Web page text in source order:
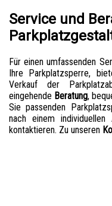
Service und
Für einen umfassenden
Ihre Parkplatzsperre,
Verkauf der
eingehende Beratung,
Sie passenden
nach einem
kontaktieren. Zu unseren